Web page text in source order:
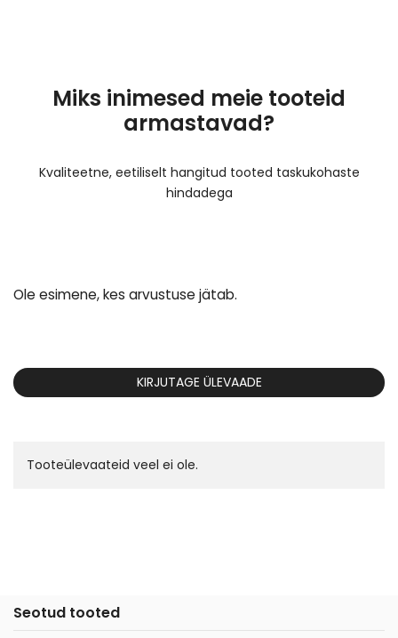
Miks inimesed meie tooteid
armastavad?
Kvaliteetne, eetiliselt hangitud tooted taskukohaste
hindadega
Ole esimene, kes arvustuse jätab.
KIRJUTAGE ÜLEVAADE
Tooteülevaateid veel ei ole.
Seotud tooted